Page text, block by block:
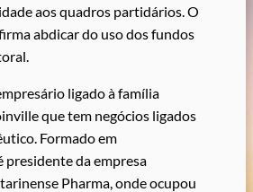
aos quadros partidários. O
abdicar do uso dos fundos
ligado à família
que tem negócios ligados
Formado em
presidente da empresa
Pharma, onde ocupou